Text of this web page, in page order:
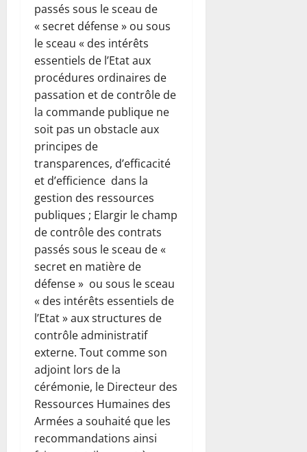
passés sous le sceau de
« secret défense » ou sous
le sceau « des intérêts
essentiels de l’Etat aux
procédures ordinaires de
passation et de contrôle de
la commande publique ne
soit pas un obstacle aux
principes de
transparences, d’efficacité
et d’efficience dans la
gestion des ressources
publiques ; Elargir le champ
de contrôle des contrats
passés sous le sceau de «
secret en matière de
défense » ou sous le sceau
« des intérêts essentiels de
l’Etat » aux structures de
contrôle administratif
externe. Tout comme son
adjoint lors de la
cérémonie, le Directeur des
Ressources Humaines des
Armées a souhaité que les
recommandations ainsi